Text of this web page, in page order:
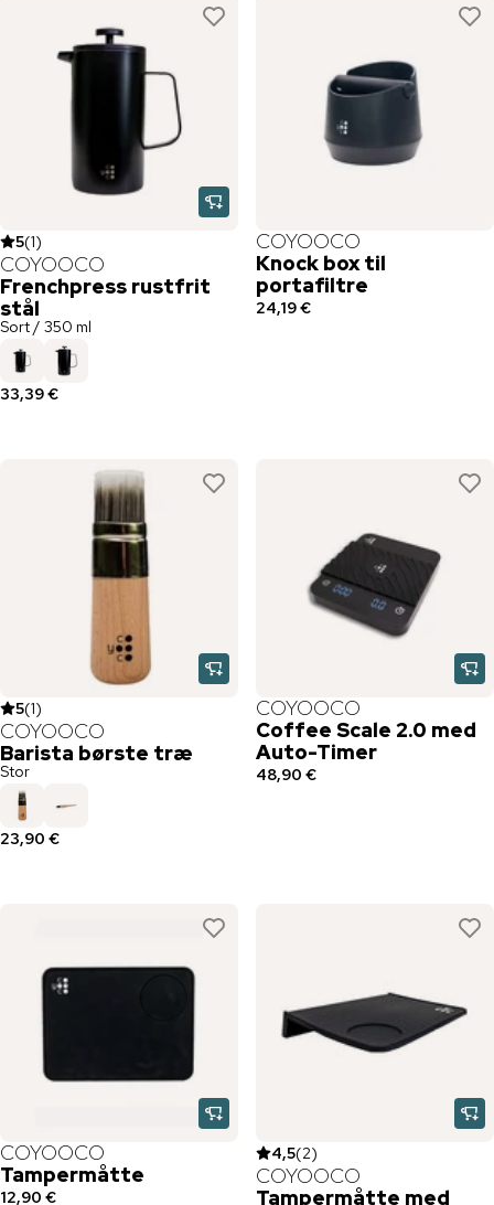
5(1)
COYOOCO
Frenchpress rustfrit
stål
Sort / 350 ml
33,39 €
COYOOCO
Knock box til
portafiltre
24,19 €
5(1)
COYOOCO
Barista børste træ
Stor
23,90 €
COYOOCO
Coffee Scale 2.0 med
Auto-Timer
48,90 €
COYOOCO
Tampermåtte
12,90 €
4,5(2)
COYOOCO
Tampermåtte med